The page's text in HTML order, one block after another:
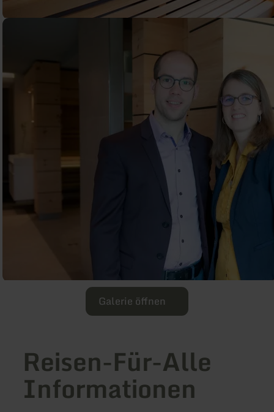
Galerie öffnen
Reisen-Für-Alle
Informationen